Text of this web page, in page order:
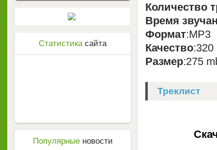
Количество
Время
Формат:MP3
Качество:320
Размер:275
Треклист
Статистикасайта
Популярныеновости